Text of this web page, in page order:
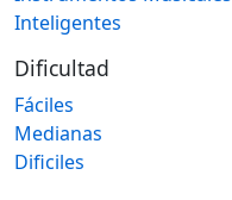
Inteligentes
Dificultad
Fáciles
Medianas
Dificiles